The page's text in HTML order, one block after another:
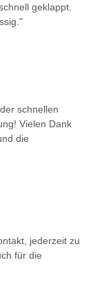
geklappt.
schnellen
Vielen Dank
die
jederzeit zu
für die